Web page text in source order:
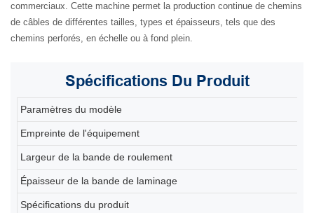
commerciaux. Cette machine permet la production continue de chemins
de câbles de différentes tailles, types et épaisseurs, tels que des
chemins perforés, en échelle ou à fond plein.
SpécificationsDu Produit
Paramètres du modèle
Empreinte de l'équipement
Largeur de la bande de roulement
Épaisseur de la bande de laminage
Spécifications du produit